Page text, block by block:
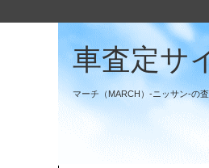
車査定サ
マーチ（MARCH）-ニッサン-の